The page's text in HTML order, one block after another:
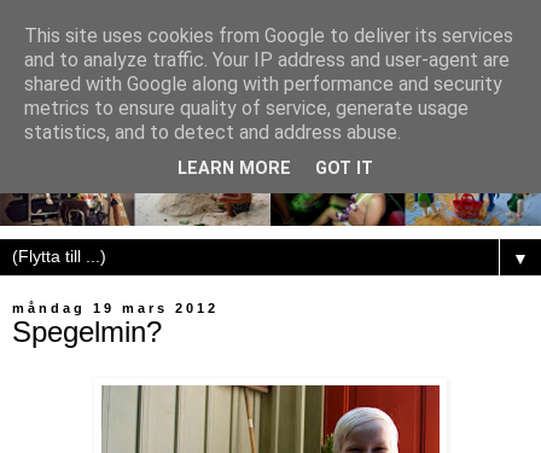
▼
måndag 19 mars 2012
Spegelmin?
This site uses cookies from Google to deliver its services
and to analyze traffic. Your IP address and user-agent are
shared with Google along with performance and security
metrics to ensure quality of service, generate usage
statistics, and to detect and address abuse.
LEARN MORE GOT IT